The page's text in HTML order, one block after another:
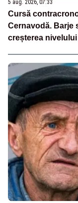
5 aug. 2026, 07:33
Cursă
Cernavodă. Barje
creșterea